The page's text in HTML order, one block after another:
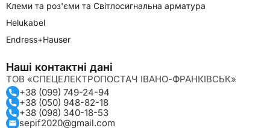
Клеми та роз'єми та Світлосигнальна арматура
Helukabel
Endress+Hauser
Наші контактні дані
ТОВ «СПЕЦЕЛЕКТРОПОСТАЧ ІВАНО-ФРАНКІВСЬК»
+38 (099) 749-24-94
+38 (050) 948-82-18
+38 (098) 340-18-53
sepif2020@gmail.com